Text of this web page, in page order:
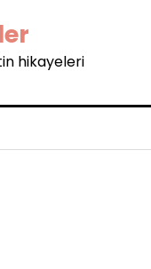
hikayeleri